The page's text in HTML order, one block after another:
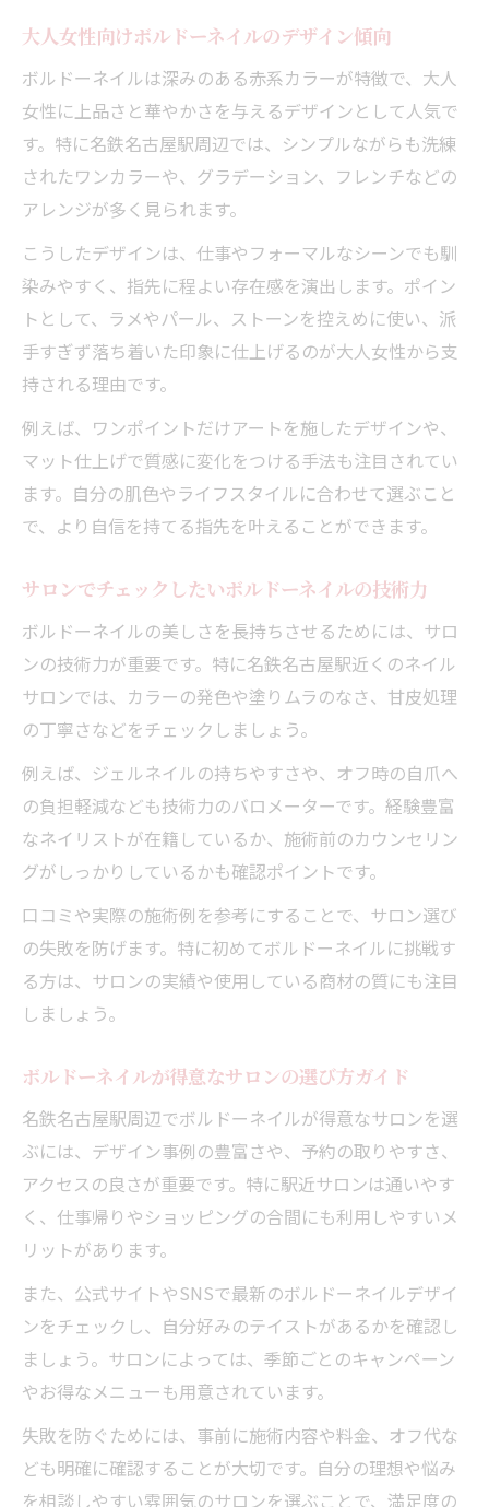
大人女性向けボルドーネイルのデザイン傾向
ボルドーネイルは深みのある赤系カラーが特徴で、大人
女性に上品さと華やかさを与えるデザインとして人気で
す。特に名鉄名古屋駅周辺では、シンプルながらも洗練
されたワンカラーや、グラデーション、フレンチなどの
アレンジが多く見られます。
こうしたデザインは、仕事やフォーマルなシーンでも馴
染みやすく、指先に程よい存在感を演出します。ポイン
トとして、ラメやパール、ストーンを控えめに使い、派
手すぎず落ち着いた印象に仕上げるのが大人女性から支
持される理由です。
例えば、ワンポイントだけアートを施したデザインや、
マット仕上げで質感に変化をつける手法も注目されてい
ます。自分の肌色やライフスタイルに合わせて選ぶこと
で、より自信を持てる指先を叶えることができます。
サロンでチェックしたいボルドーネイルの技術力
ボルドーネイルの美しさを長持ちさせるためには、サロ
ンの技術力が重要です。特に名鉄名古屋駅近くのネイル
サロンでは、カラーの発色や塗りムラのなさ、甘皮処理
の丁寧さなどをチェックしましょう。
例えば、ジェルネイルの持ちやすさや、オフ時の自爪へ
の負担軽減なども技術力のバロメーターです。経験豊富
なネイリストが在籍しているか、施術前のカウンセリン
グがしっかりしているかも確認ポイントです。
口コミや実際の施術例を参考にすることで、サロン選び
の失敗を防げます。特に初めてボルドーネイルに挑戦す
る方は、サロンの実績や使用している商材の質にも注目
しましょう。
ボルドーネイルが得意なサロンの選び方ガイド
名鉄名古屋駅周辺でボルドーネイルが得意なサロンを選
ぶには、デザイン事例の豊富さや、予約の取りやすさ、
アクセスの良さが重要です。特に駅近サロンは通いやす
く、仕事帰りやショッピングの合間にも利用しやすいメ
リットがあります。
また、公式サイトやSNSで最新のボルドーネイルデザイ
ンをチェックし、自分好みのテイストがあるかを確認し
ましょう。サロンによっては、季節ごとのキャンペーン
やお得なメニューも用意されています。
失敗を防ぐためには、事前に施術内容や料金、オフ代な
ども明確に確認することが大切です。自分の理想や悩み
を相談しやすい雰囲気のサロンを選ぶことで、満足度の